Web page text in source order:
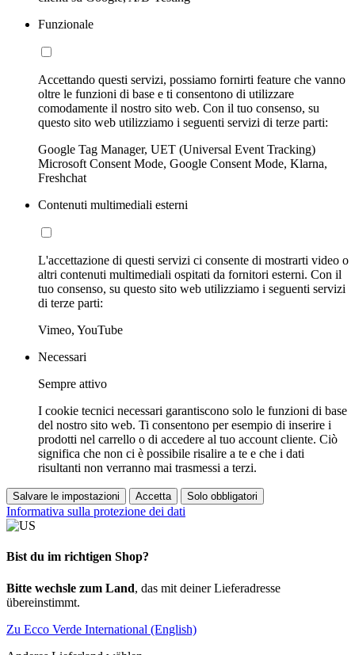
Funzionale
Accettando questi servizi, possiamo fornirti feature che vanno
oltre le funzioni di base e ti consentono di utilizzare
comodamente il nostro sito web. Con il tuo consenso, su
questo sito web utilizziamo i seguenti servizi di terze parti:
Google Tag Manager, UET (Universal Event Tracking)
Microsoft Consent Mode, Google Consent Mode, Klarna,
Freshchat
Contenuti multimediali esterni
L'accettazione di questi servizi ci consente di mostrarti video o
altri contenuti multimediali ospitati da fornitori esterni. Con il
tuo consenso, su questo sito web utilizziamo i seguenti servizi
di terze parti:
Vimeo, YouTube
Necessari
Sempre attivo
I cookie tecnici necessari garantiscono solo le funzioni di base
del nostro sito web. Ti consentono per esempio di inserire i
prodotti nel carrello o di accedere al tuo account cliente. Ciò
significa che non ci è possibile risalire a te e che i dati
risultanti non verranno mai trasmessi a terzi.
Salvare le impostazioni Accetta Solo obbligatori
Informativa sulla protezione dei dati
Bist du im richtigen Shop?
Bitte wechsle zum Land, das mit deiner Lieferadresse
übereinstimmt.
Zu Ecco Verde International (English)